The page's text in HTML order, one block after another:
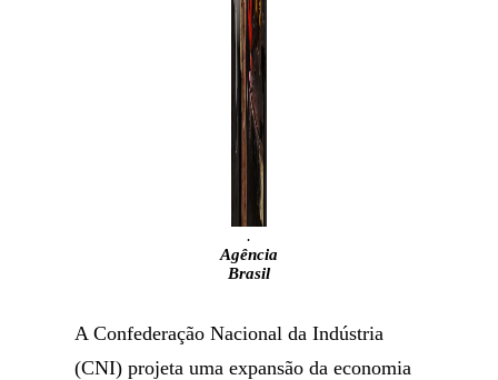
.
Agência
Brasil
A Confederação Nacional da Indústria
(CNI) projeta uma expansão da economia